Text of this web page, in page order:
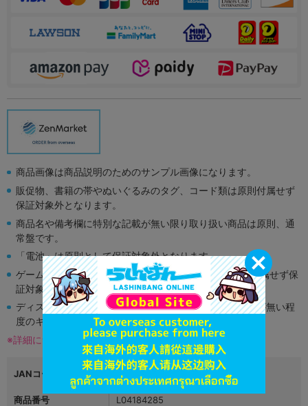
商品画像は商品説明のためのサンプル画像になります。
販促物、書籍の帯やぬいぐるみのタグ、コード類は原則付属せず
保証対象外となります。
商品名や備考欄に特別な記載が無い限り取り扱い商品は原則、通
常盤です。
「電池」は原則として保証対象外となります。
ゲーム機本体には、SDカードなどのメモリーカードは付属せず保
証対象外となります。
ディスク類の読み取り面のキズに関しまして再生に支障が無い程
度のキズがある場合がございます。
※詳細につきましてはコチラ
JANコード 4571442047299
商品番号 L04184285